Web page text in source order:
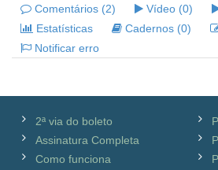
Comentários (2) Vídeo (0)
Estatísticas
Cadernos (0)
Notificar erro
2ª via do boleto
Assinatura Completa
Como funciona